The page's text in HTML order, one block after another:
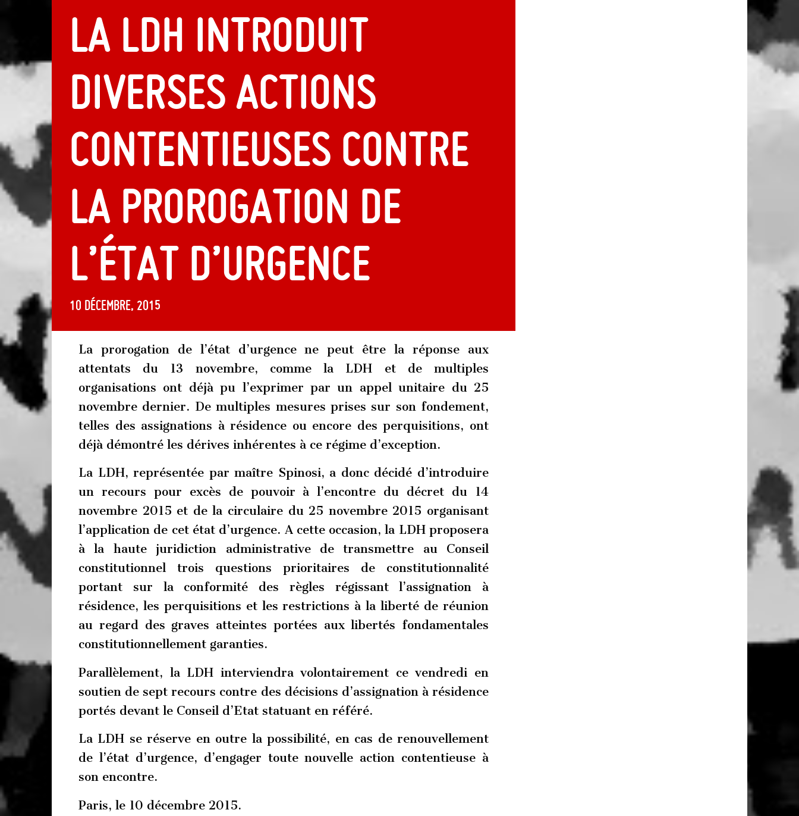
La LDH introduit
diverses actions
contentieuses contre
la prorogation de
l’état d’urgence
10 décembre, 2015
La prorogation de l’état d’urgence ne peut être la réponse aux
attentats du 13 novembre, comme la LDH et de multiples
organisations ont déjà pu l’exprimer par un appel unitaire du 25
novembre dernier. De multiples mesures prises sur son fondement,
telles des assignations à résidence ou encore des perquisitions, ont
déjà démontré les dérives inhérentes à ce régime d’exception.
La LDH, représentée par maître Spinosi, a donc décidé d’introduire
un recours pour excès de pouvoir à l’encontre du décret du 14
novembre 2015 et de la circulaire du 25 novembre 2015 organisant
l’application de cet état d’urgence. A cette occasion, la LDH proposera
à la haute juridiction administrative de transmettre au Conseil
constitutionnel trois questions prioritaires de constitutionnalité
portant sur la conformité des règles régissant l’assignation à
résidence, les perquisitions et les restrictions à la liberté de réunion
au regard des graves atteintes portées aux libertés fondamentales
constitutionnellement garanties.
Parallèlement, la LDH interviendra volontairement ce vendredi en
soutien de sept recours contre des décisions d’assignation à résidence
portés devant le Conseil d’Etat statuant en référé.
La LDH se réserve en outre la possibilité, en cas de renouvellement
de l’état d’urgence, d’engager toute nouvelle action contentieuse à
son encontre.
Paris, le 10 décembre 2015.